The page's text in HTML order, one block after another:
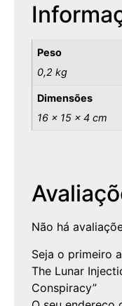
Peso
0,2 kg
Dimensões
16 × 15 × 4 cm
Não há
Seja o primeiro
The Lunar
Conspiracy”